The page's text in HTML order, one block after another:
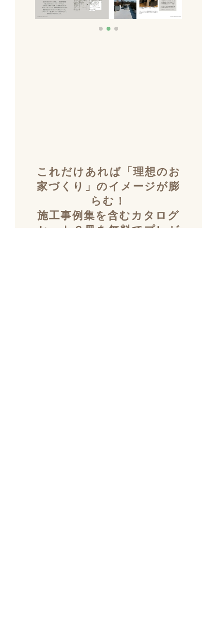
これだけあれば「理想のお
家づくり」のイメージが膨
らむ！
施工事例集を含むカタログ
セット３冊を無料でプレゼ